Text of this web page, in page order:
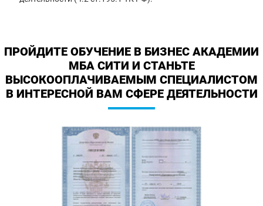
ПРОЙДИТЕ ОБУЧЕНИЕ В БИЗНЕС АКАДЕМИИ
МБА СИТИ И СТАНЬТЕ
ВЫСОКООПЛАЧИВАЕМЫМ СПЕЦИАЛИСТОМ
В ИНТЕРЕСНОЙ ВАМ СФЕРЕ ДЕЯТЕЛЬНОСТИ